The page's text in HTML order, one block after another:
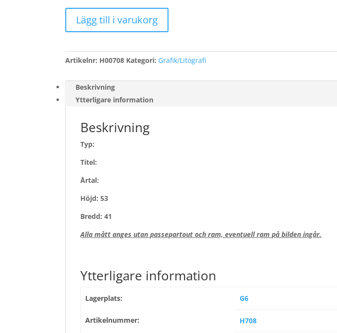
mängd
Lägg till i varukorg
Artikelnr: H00708 Kategori: Grafik/Litografi
Beskrivning
Ytterligare information
Beskrivning
Typ:
Titel:
Årtal:
Höjd: 53
Bredd: 41
Alla mått anges utan passepartout och ram, eventuell ram på bilden ingår.
Ytterligare information
Lagerplats: G6
Artikelnummer: H708